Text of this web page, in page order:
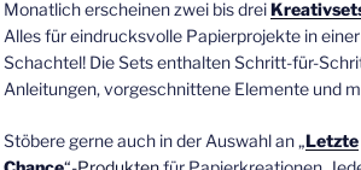
Monatlich erscheinen zwei bis drei
Alles für eindrucksvolle Papierprojekte in einer
Schachtel! Die Sets enthalten Schritt-für-
Anleitungen, vorgeschnittene Elemente und
Stöbere gerne auch in der Auswahl an „Letzte